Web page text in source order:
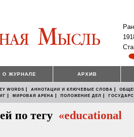
О ЖУРНАЛЕ АРХИВ
WORDS | АННОТАЦИИ И КЛЮЧЕВЫЕ СЛОВА |
| МИРОВАЯ АРЕНА | ПОЛОЖЕНИЕ ДЕЛ |
по тегу «educational